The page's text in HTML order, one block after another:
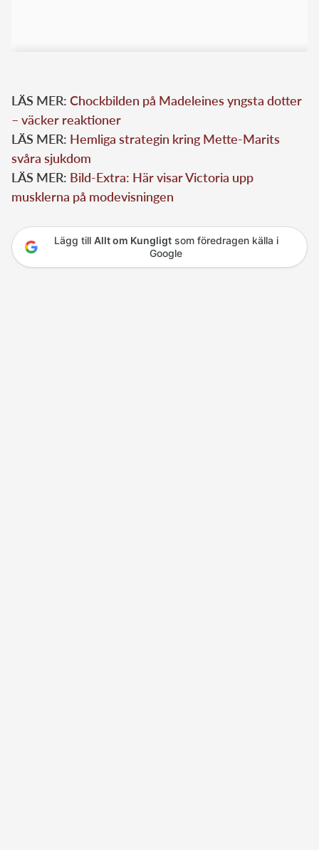
LÄS MER: Chockbilden på Madeleines yngsta dotter
– väcker reaktioner
LÄS MER: Hemliga strategin kring Mette-Marits
svåra sjukdom
LÄS MER: Bild-Extra: Här visar Victoria upp
musklerna på modevisningen
Lägg till Allt om Kungligtsom föredragen källa i
Google